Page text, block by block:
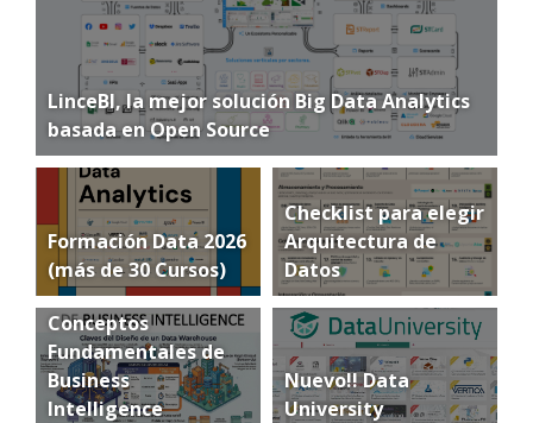
LinceBI, la mejor solución Big Data Analytics
basada en Open Source
Formación Data 2026
(más de 30 Cursos)
Checklist para elegir
Arquitectura de
Datos
Conceptos
Fundamentales de
Business
Intelligence
Nuevo!! Data
University